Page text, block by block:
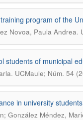
program of the
Novoa, Paula Andrea.
students of municipal
. UCMaule; Núm. 54
in university
González Méndez,